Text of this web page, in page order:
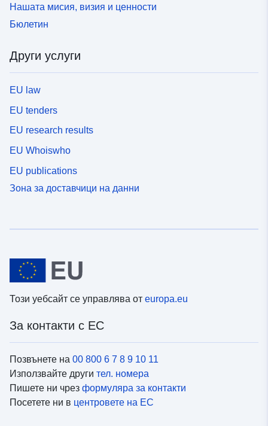
Нашата мисия, визия и ценности
Бюлетин
Други услуги
EU law
EU tenders
EU research results
EU Whoiswho
EU publications
Зона за доставчици на данни
Този уебсайт се управлява от europa.eu
За контакти с ЕС
Позвънете на 00 800 6 7 8 9 10 11
Използвайте други тел. номера
Пишете ни чрез формуляра за контакти
Посетете ни в центровете на ЕС